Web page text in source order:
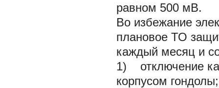
равном 500 мВ.
Во избежание
плановое ТО
каждый месяц и
1) отключение
корпусом гондолы;